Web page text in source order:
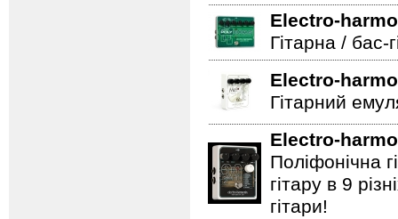
Electro-
Гітарна / бас-
Electro-
Гітарний
Electro-
Поліфонічна
гітару в 9
гітари!